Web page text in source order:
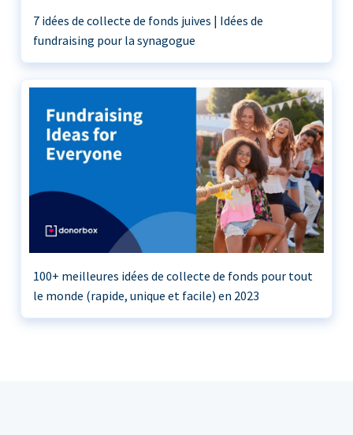
7 idées de collecte de fonds juives | Idées de
fundraising pour la synagogue
100+ meilleures idées de collecte de fonds pour tout
le monde (rapide, unique et facile) en 2023